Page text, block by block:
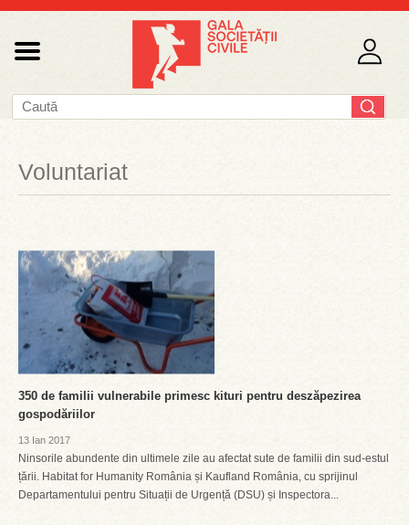
Voluntariat
350 de familii vulnerabile primesc kituri pentru deszăpezirea
gospodăriilor
13 Ian 2017
Ninsorile abundente din ultimele zile au afectat sute de familii din sud-estul
țării. Habitat for Humanity România și Kaufland România, cu sprijinul
Departamentului pentru Situații de Urgență (DSU) și Inspectora...